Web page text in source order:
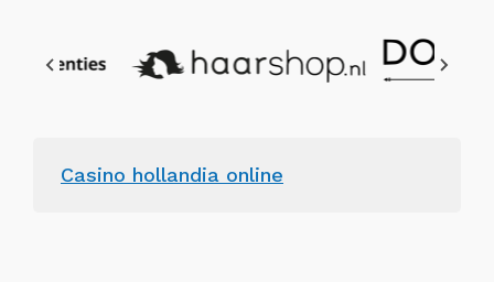
Casino hollandia online